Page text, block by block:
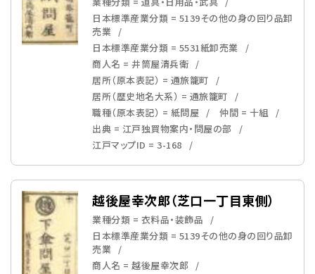
日本標準産業分類 = 5139その他の身の回り品卸
売業
日本標準産業分類 = 5531紙卸売業
商人名 = 井筒屋清兵衛
居所（原本表記） = 通旅籠町
居所（歴史地名大系） = 通旅籠町
職種（原本表記） = 紙問屋
仲間 = 十組
出典 = 江戸独買物案内・問屋の部
江戸マップID = 3-168
越後屋幸次郎（芝口一丁目東側）
業種分類 = 衣料品・装飾品
日本標準産業分類 = 5139その他の身の回り品卸
売業
商人名 = 越後屋幸次郎